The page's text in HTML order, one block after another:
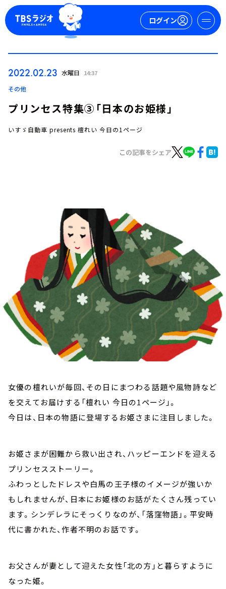
ログイン
トピックス
TBS Podcast
お知らせ
イベント・グッズ
YouTube
会社情報
2022.02.23 水曜日 14:37
その他
プリンセス特集③「日本のお姫様」
いすゞ自動車 presents 檀れい 今日の1ページ
この記事をシェア
女優の檀れいが毎回、その日にまつわる話題や風物詩など
を交えてお届けする「檀れい 今日の1ページ」。
今日は、日本の物語に登場するお姫さまに注目しました。
お姫さまが困難から救い出され、ハッピーエンドを迎える
プリンセスストーリー。
ふわっとしたドレスや白馬の王子様のイメージが強いか
もしれませんが、日本にお姫様のお話がたくさん残ってい
ます。シンデレラにそっくりなのが、「落窪物語」。平安時
代に書かれた、作者不明のお話です。
お父さんが妻として迎えた女性「北の方」と暮らすように
なった姫。